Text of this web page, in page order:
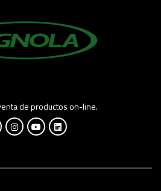
de productos on-line.